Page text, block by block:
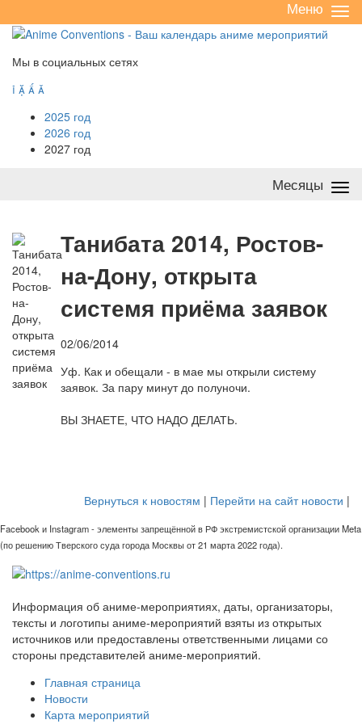
/
Меню
Мы в социальных сетях
   
2025 год
2026 год
2027 год
Месяцы
Танибата 2014, Ростов-
на-Дону, открыта
системя приёма заявок
02/06/2014
Уф. Как и обещали - в мае мы открыли систему
заявок. За пару минут до полуночи.
ВЫ ЗНАЕТЕ, ЧТО НАДО ДЕЛАТЬ.
Вернуться к новостям | Перейти на сайт новости |
Facebook и Instagram - элементы запрещённой в РФ экстремистской организации Meta
(по решению Тверского суда города Москвы от 21 марта 2022 года).
Информация об аниме-мероприятиях, даты, организаторы,
тексты и логотипы аниме-мероприятий взяты из открытых
источников или предоставлены ответственными лицами со
стороны представителей аниме-мероприятий.
Главная страница
Новости
Карта мероприятий